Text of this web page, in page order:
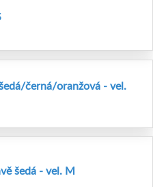
černá/oranžová - vel.
šedá - vel. M